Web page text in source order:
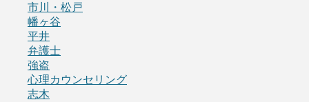
市川・松戸
幡ヶ谷
平井
弁護士
強盗
心理カウンセリング
志木